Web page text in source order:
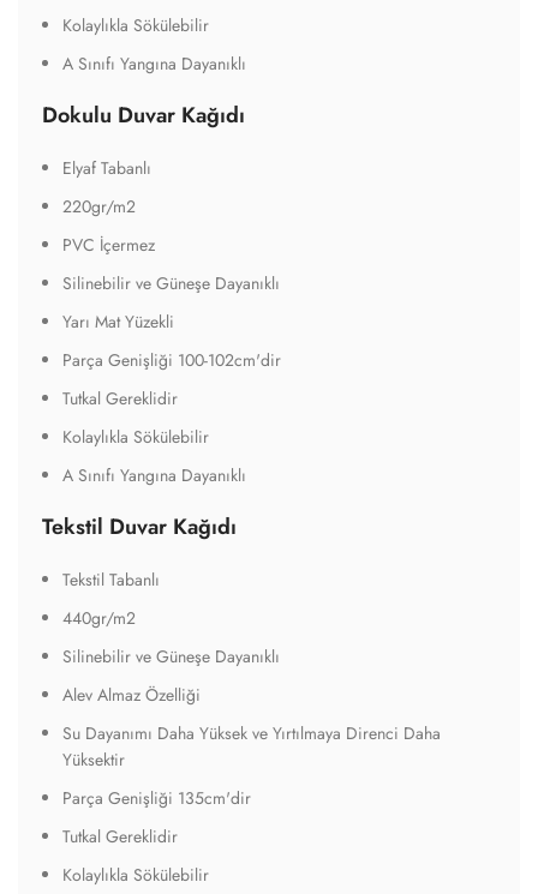
Kolaylıkla Sökülebilir
A Sınıfı Yangına Dayanıklı
Dokulu Duvar Kağıdı
Elyaf Tabanlı
220gr/m2
PVC İçermez
Silinebilir ve Güneşe Dayanıklı
Yarı Mat Yüzekli
Parça Genişliği 100-102cm'dir
Tutkal Gereklidir
Kolaylıkla Sökülebilir
A Sınıfı Yangına Dayanıklı
Tekstil Duvar Kağıdı
Tekstil Tabanlı
440gr/m2
Silinebilir ve Güneşe Dayanıklı
Alev Almaz Özelliği
Su Dayanımı Daha Yüksek ve Yırtılmaya Direnci Daha
Yüksektir
Parça Genişliği 135cm'dir
Tutkal Gereklidir
Kolaylıkla Sökülebilir